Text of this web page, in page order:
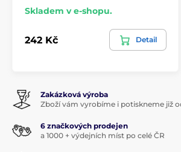
Skladem v e-shopu.
242 Kč Detail
Zakázková výroba
Zboží vám vyrobíme i potiskneme již
6 značkových prodejen
a 1000 + výdejních míst po celé ČR